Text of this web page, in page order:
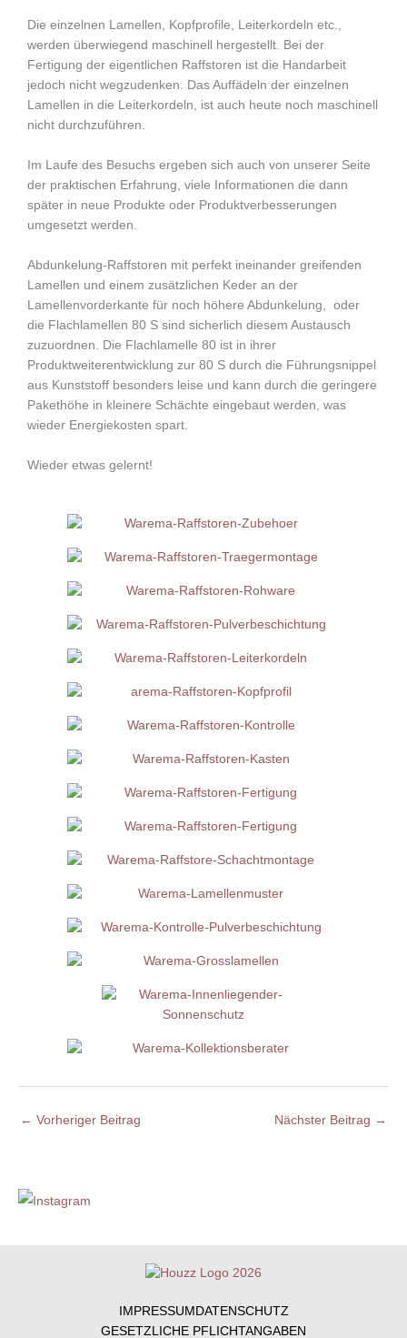
Die einzelnen Lamellen, Kopfprofile, Leiterkordeln etc.,
werden überwiegend maschinell hergestellt. Bei der
Fertigung der eigentlichen Raffstoren ist die Handarbeit
jedoch nicht wegzudenken. Das Auffädeln der einzelnen
Lamellen in die Leiterkordeln, ist auch heute noch maschinell
nicht durchzuführen.
Im Laufe des Besuchs ergeben sich auch von unserer Seite
der praktischen Erfahrung, viele Informationen die dann
später in neue Produkte oder Produktverbesserungen
umgesetzt werden.
Abdunkelung-Raffstoren mit perfekt ineinander greifenden
Lamellen und einem zusätzlichen Keder an der
Lamellenvorderkante für noch höhere Abdunkelung, oder
die Flachlamellen 80 S sind sicherlich diesem Austausch
zuzuordnen. Die Flachlamelle 80 ist in ihrer
Produktweiterentwicklung zur 80 S durch die Führungsnippel
aus Kunststoff besonders leise und kann durch die geringere
Pakethöhe in kleinere Schächte eingebaut werden, was
wieder Energiekosten spart.
Wieder etwas gelernt!
← Vorheriger Beitrag Nächster Beitrag →
IMPRESSUM DATENSCHUTZ
GESETZLICHE PFLICHTANGABEN